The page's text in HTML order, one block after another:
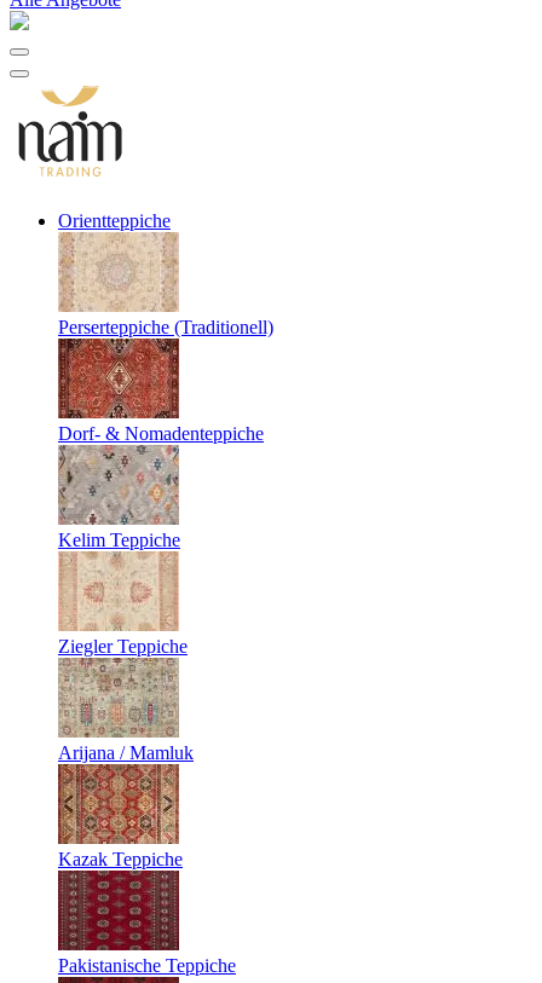
Orientteppiche
Perserteppiche (Traditionell)
Dorf- & Nomadenteppiche
Kelim Teppiche
Ziegler Teppiche
Arijana / Mamluk
Kazak Teppiche
Pakistanische Teppiche